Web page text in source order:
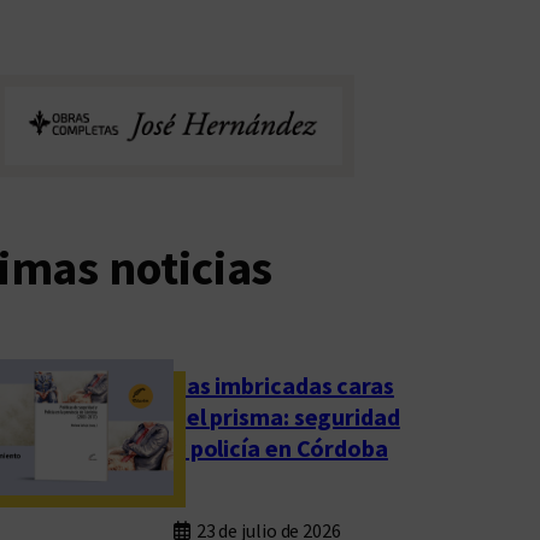
noticias
Las imbricadas caras
del prisma: seguridad
y policía en Córdoba
23 de julio de 2026